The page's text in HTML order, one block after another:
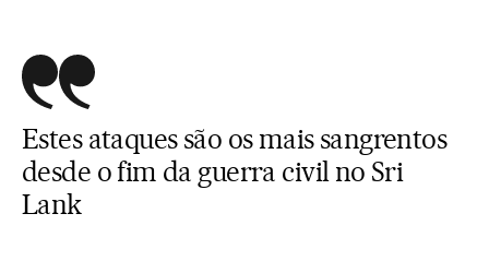
Estes ataques são os mais sangrentos
desde o fim da guerra civil no Sri
Lank